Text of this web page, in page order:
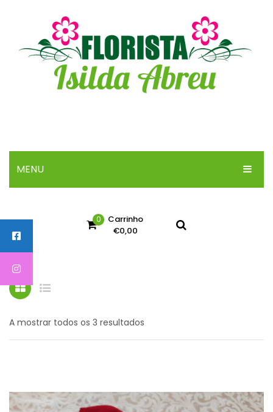
MENU
ARRANJOS
BOUQUETS
CESTOS
Cestos Especiais
FÚNEBRES
0
Carrinho
€0,00
A mostrar todos os 3 resultados
por